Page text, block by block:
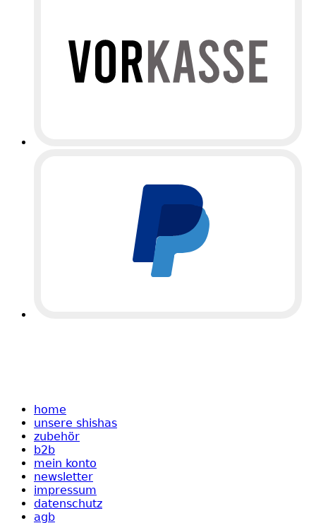
home
unsere shishas
zubehör
b2b
mein konto
newsletter
impressum
datenschutz
agb